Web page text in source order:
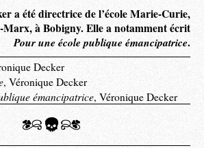
a été directrice de l’école Marie-Curie,
à Bobigny. Elle a notamment écrit
Pour une école publique émancipatrice.
Decker
, Véronique Decker
émancipatrice, Véronique Decker